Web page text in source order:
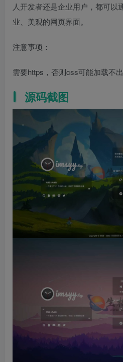
人开发者还是企业用户，都可以
业、美观的网页界面。
注意事项：
需要https，否则css可能加载不出
源码截图